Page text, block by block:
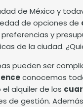
de México y
de opciones de
y
de la ciudad.
pueden ser
conocemos
alquiler de los
de gestión.